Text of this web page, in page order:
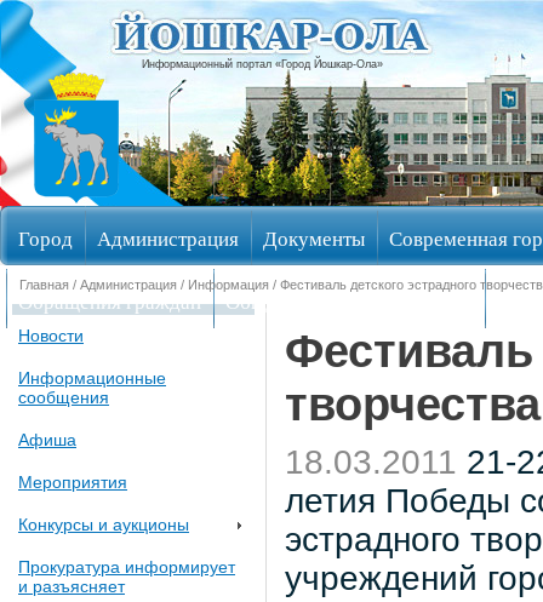
Информационный портал «Город Йошкар-Ола»
Город Администрация Документы Современная
Обращения граждан Общественные обсуждения
Главная / Администрация / Информация / Фестиваль детского эстрадного
Новости
Информационные
сообщения
Афиша
Мероприятия
Конкурсы и аукционы
Прокуратура информирует
и разъясняет
Фестиваль
творчества
18.03.2011 21-
летия Победы
эстрадного
учреждений